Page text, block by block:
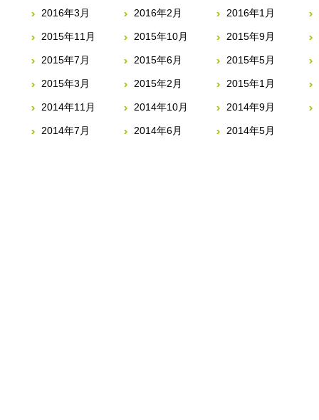
2016年3月 2016年2月 2016年1月
2015年11月 2015年10月 2015年9月
2015年7月 2015年6月 2015年5月
2015年3月 2015年2月 2015年1月
2014年11月 2014年10月 2014年9月
2014年7月 2014年6月 2014年5月